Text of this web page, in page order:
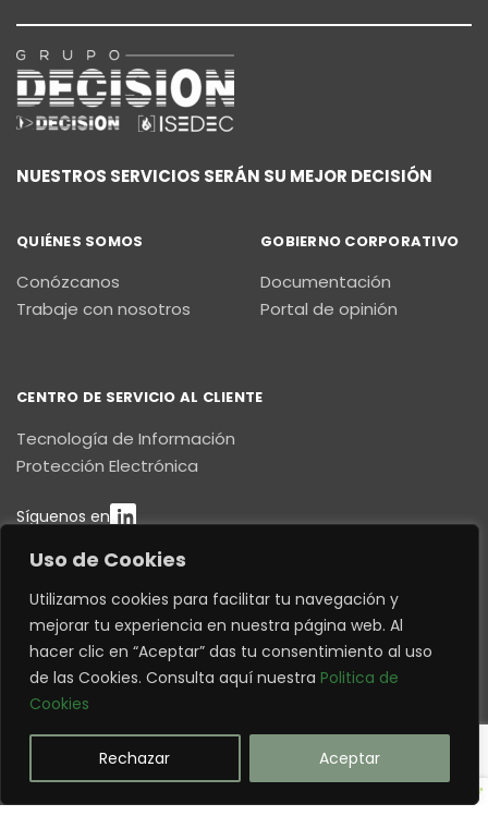
Uso de Cookies
Utilizamos cookies para facilitar tu navegación y
mejorar tu experiencia en nuestra página web. Al
hacer clic en “Aceptar” das tu consentimiento al uso
de las Cookies. Consulta aquí nuestra Politica de
Cookies
Rechazar Aceptar
NUESTROS SERVICIOS SERÁN SU MEJOR DECISIÓN
QUIÉNES SOMOS
Conózcanos
Trabaje con nosotros
GOBIERNO CORPORATIVO
Documentación
Portal de opinión
CENTRO DE SERVICIO AL CLIENTE
Tecnología de Información
Protección Electrónica
Síguenos en
E8C N4-177 y Pedro María Proaño
Quito – Ecuador
contactenos@decision.com.ec
(593 9) 8441 4313
Quito - Ecuador
This website uses cookies to improve your
web experience.